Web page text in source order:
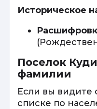
Историческое
Поселок
фамилии
Если вы
списке по